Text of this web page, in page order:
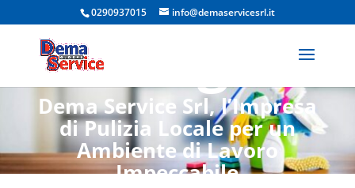
0290937015 info@demaservicesrl.it
Treviglio
Dema Service Srl, l’Impresa
di Pulizia Locale per un
Ambiente di Lavoro
Impeccabile